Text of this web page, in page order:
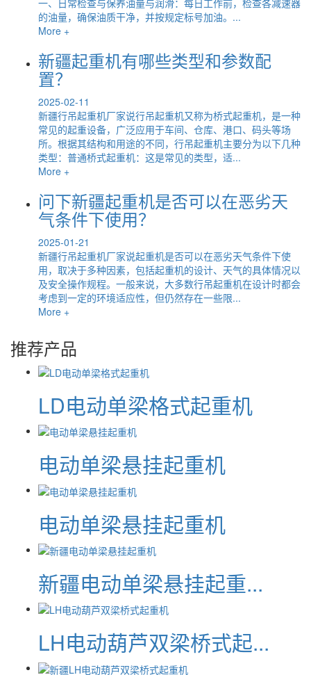
的油量，确保油质干净，并按规定标号加油。...
More +
新疆起重机有哪些类型和参数配
置？
2025-02-11
新疆行吊起重机厂家说行吊起重机又称为桥式起重机，是一种
常见的起重设备，广泛应用于车间、仓库、港口、码头等场
所。根据其结构和用途的不同，行吊起重机主要分为以下几种
类型：普通桥式起重机：这是常见的类型，适...
More +
问下新疆起重机是否可以在恶劣天
气条件下使用？
2025-01-21
新疆行吊起重机厂家说起重机是否可以在恶劣天气条件下使
用，取决于多种因素，包括起重机的设计、天气的具体情况以
及安全操作规程。一般来说，大多数行吊起重机在设计时都会
考虑到一定的环境适应性，但仍然存在一些限...
More +
推荐产品
LD电动单梁格式起重机
电动单梁悬挂起重机
电动单梁悬挂起重机
新疆电动单梁悬挂起重...
LH电动葫芦双梁桥式起...